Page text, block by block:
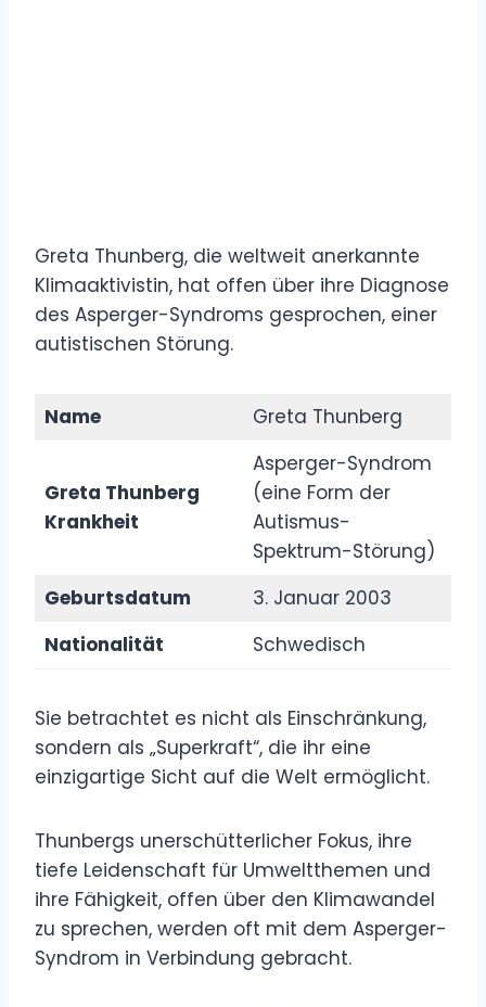
Greta Thunberg, die weltweit anerkannte
Klimaaktivistin, hat offen über ihre Diagnose
des Asperger-Syndroms gesprochen, einer
autistischen Störung.
Name Greta Thunberg
Greta Thunberg
Krankheit
Asperger-Syndrom
(eine Form der
Autismus-
Spektrum-Störung)
Geburtsdatum
3. Januar 2003
Nationalität
Schwedisch
Sie betrachtet es nicht als Einschränkung,
sondern als „Superkraft“, die ihr eine
einzigartige Sicht auf die Welt ermöglicht.
Thunbergs unerschütterlicher Fokus, ihre
tiefe Leidenschaft für Umweltthemen und
ihre Fähigkeit, offen über den Klimawandel
zu sprechen, werden oft mit dem Asperger-
Syndrom in Verbindung gebracht.